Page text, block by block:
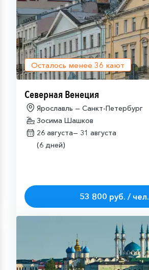
Осталось менее 36 кают
Северная Венеция
Ярославль — Санкт-Петербург
Зосима Шашков
26 августа— 31 августа
(6 дней)
53 800 руб. / чел.